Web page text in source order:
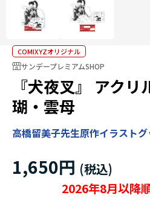
COMIXYZオリジナル
サンデープレミアムSHOP
『犬夜叉』 アク
瑚・雲母
高橋留美子先生原作イラストグ
1,650円
2026年8月以降